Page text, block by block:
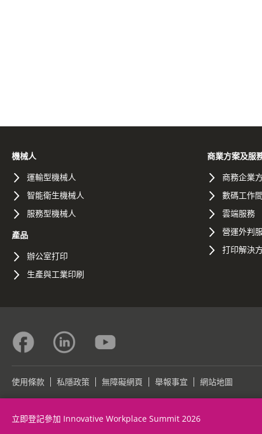
立即登記參加 Innovative Workplace Summit 2026
機械人
運輸型機械人
智能衛生機械人
服務型機械人
產品
辦公室打印
生產與工業印刷
商業方案及服
商務企業
數碼工作
雲端服務
營運外判
打印解決
使用條款 私隱政策 無障礙網頁 舉報事宜
網站地圖